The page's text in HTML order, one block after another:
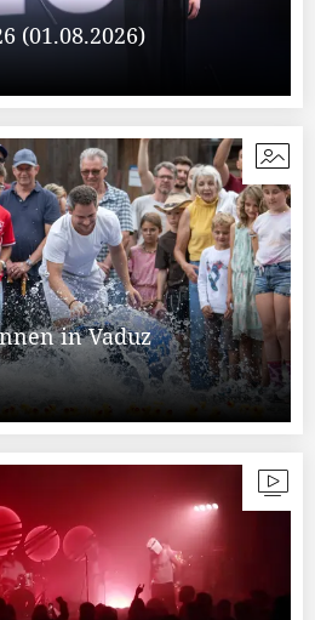
(01.08.2026)
in Vaduz